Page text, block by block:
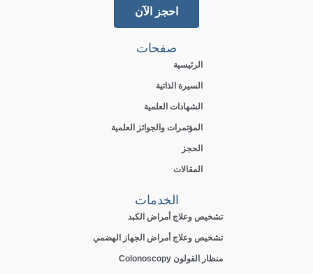
احجز الآن
صفحات
الرئيسية
السيرة الذاتية
الشهادات العلمية
المؤتمرات والجوائز العلمية
الحجز
المقالات
الخدمات
تشخيص وعلاج أمراض الكبد
تشخيص وعلاج أمراض الجهاز الهضمي
منظار القولون Colonoscopy